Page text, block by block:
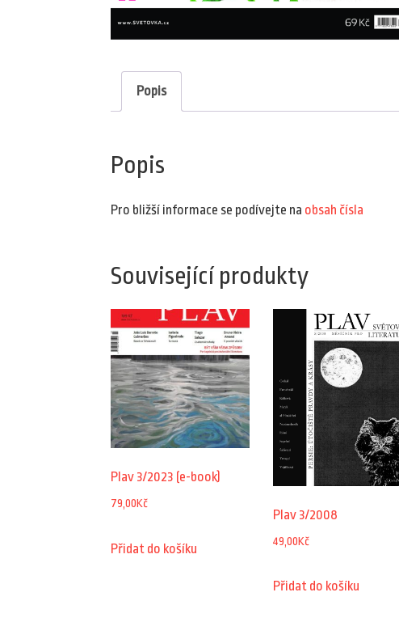
Popis
Popis
Pro bližší informace se podívejte na obsah čísla
Související produkty
Plav 3/2023 (e-book)
79,00Kč
Přidat do košíku
Plav 3/2008
49,00Kč
Přidat do košíku